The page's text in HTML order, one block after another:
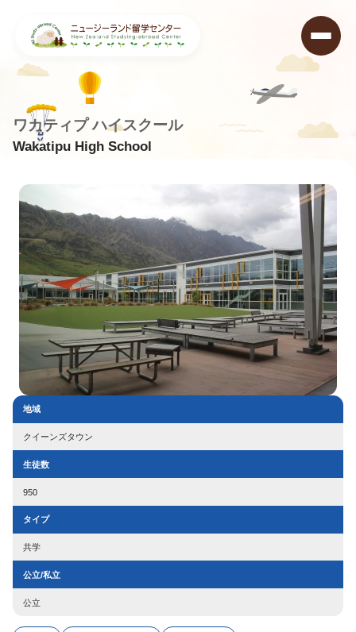
Wakatipu High School
ワカティプ ハイスクール
ニュージーランド留学センター 学校データベース
地域
クイーンズタウン
生徒数
950
タイプ
共学
公立/私立
公立